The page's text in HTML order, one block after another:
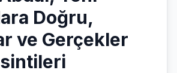
Doğru,
ve Gerçekler